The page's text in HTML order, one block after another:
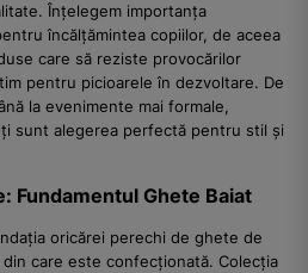
Înțelegem importanța
încălțămintea copiilor, de aceea
care să reziste provocărilor
pentru picioarele în dezvoltare. De
la evenimente mai formale,
sunt alegerea perfectă pentru stil și
Fundamentul Ghete Baiat
oricărei perechi de ghete de
care este confecționată. Colecția